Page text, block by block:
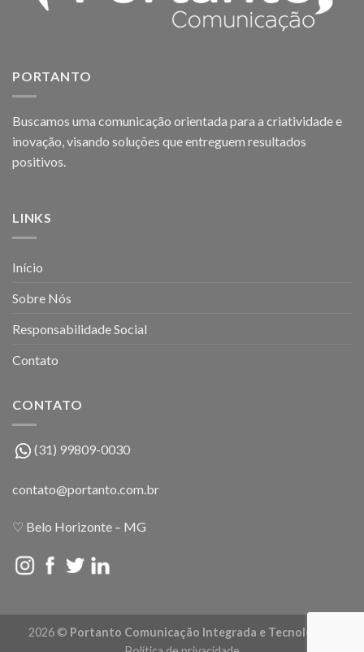
PORTANTO
Buscamos uma comunicação orientada para a criatividade e
inovação, visando soluções que entreguem resultados
positivos.
LINKS
Início
Sobre Nós
Responsabilidade Social
Contato
CONTATO
(31) 99809-0030
contato@portanto.com.br
♡ Belo Horizonte – MG
2026 © Portanto Comunicação Integrada e Tecnologia